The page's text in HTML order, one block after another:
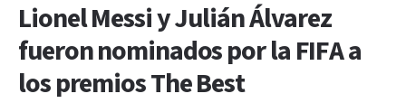
Lionel Messi y Julián Álvarez
fueron nominados por la FIFA a
los premios The Best